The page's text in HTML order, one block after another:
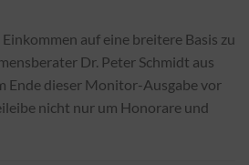
auf eine breitere Basis zu
Dr. Peter Schmidt aus
Ende dieser Monitor-Ausgabe vor
nicht nur um Honorare und